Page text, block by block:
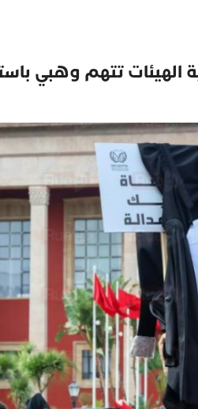
الهيئات تتهم وهبي